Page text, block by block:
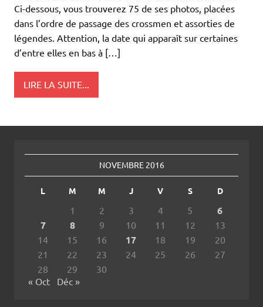
Ci-dessous, vous trouverez 75 de ses photos, placées
dans l’ordre de passage des crossmen et assorties de
légendes. Attention, la date qui apparaît sur certaines
d’entre elles en bas à […]
LIRE LA SUITE...
NOVEMBRE 2016
L M M J V S D
1 2 3 4 5
6
7
8 9 10 11 12
13
14
15 16 17 18 19
20
21
22 23 24 25 26
27
28
29
30
« Oct
Déc »